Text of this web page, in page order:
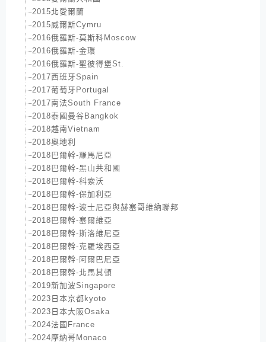
2015北愛爾蘭
2015威爾斯Cymru
2016俄羅斯-莫斯科Moscow
2016俄羅斯-金環
2016俄羅斯-聖彼得堡St.
2017西班牙Spain
2017葡萄牙Portugal
2017南法South France
2018泰國曼谷Bangkok
2018越南Vietnam
2018奧地利
2018巴爾幹-羅馬尼亞
2018巴爾幹-黑山共和國
2018巴爾幹-科索沃
2018巴爾幹-保加利亞
2018巴爾幹-波士尼亞與赫塞哥維納聯邦
2018巴爾幹-塞爾維亞
2018巴爾幹-斯洛維尼亞
2018巴爾幹-克羅埃西亞
2018巴爾幹-阿爾巴尼亞
2018巴爾幹-北馬其頓
2019新加波Singapore
2023日本京都kyoto
2023日本大阪Osaka
2024法國France
2024摩納哥Monaco